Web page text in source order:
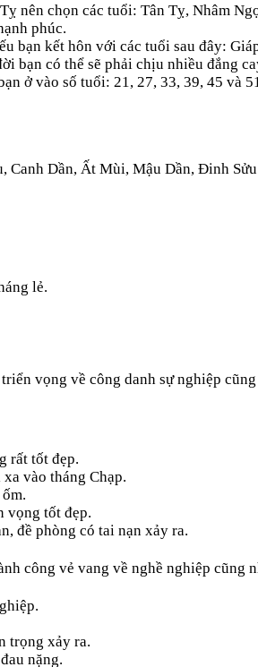
nên chọn các tuổi: Tân Tỵ, Nhâm
phúc.
bạn kết hôn với các tuổi sau đây:
bạn có thể sẽ phải chịu nhiều đắng
ở vào số tuổi: 21, 27, 33, 39, 45
Dần, Ất Mùi, Mậu Dần, Đinh
lẻ.
vọng về công danh sự nghiệp
rất tốt đẹp.
vào tháng Chạp.
vọng tốt đẹp.
đề phòng có tai nạn xảy ra.
công vẻ vang về nghề nghiệp cũng
trọng xảy ra.
nặng.